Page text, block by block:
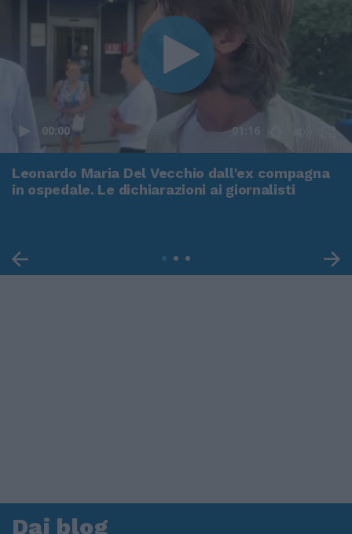
00:00 01:16
Leonardo Maria Del Vecchio dall'ex compagna
in ospedale. Le dichiarazioni ai giornalisti
Dai blog